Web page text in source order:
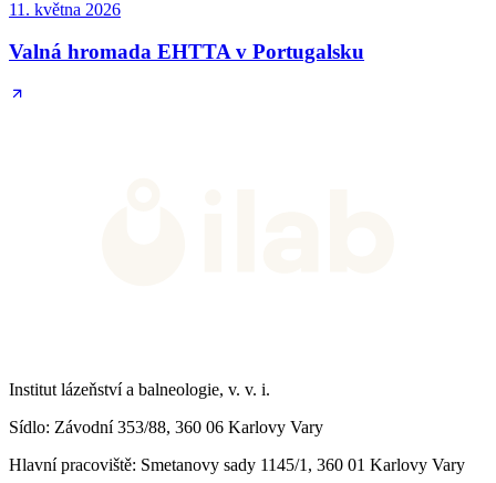
11. května 2026
Valná hromada EHTTA v Portugalsku
Institut lázeňství a balneologie, v. v. i.
Sídlo: Závodní 353/88, 360 06 Karlovy Vary
Hlavní pracoviště: Smetanovy sady 1145/1, 360 01 Karlovy Vary